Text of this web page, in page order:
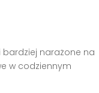
bardziej narażone na
w codziennym